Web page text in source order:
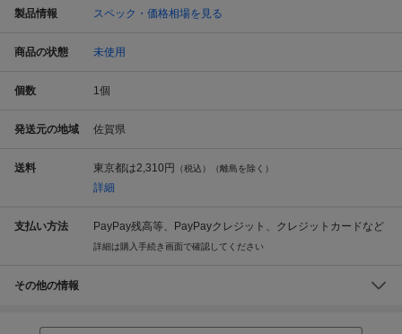
製品情報 スペック・価格相場を見る
商品の状態 未使用
個数 1個
発送元の地域 佐賀県
送料 東京都は2,310円 （税込）（離島を除く）
詳細
支払い方法 PayPay残高等、PayPayクレジット、クレジットカードなど
詳細は購入手続き画面で確認してください
その他の情報